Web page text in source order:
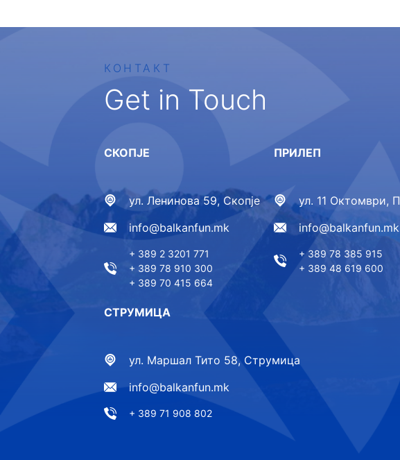
КОНТАКТ
Get in Touch
СКОПЈЕ
ул. Ленинова 59, Скопје
info@balkanfun.mk
+ 389 2 3201 771
+ 389 78 910 300
+ 389 70 415 664
ПРИЛЕП
ул. 11 Октомври,
info@balkanfun.mk
+ 389 78 385 915
+ 389 48 619 600
СТРУМИЦА
ул. Маршал Тито 58, Струмица
info@balkanfun.mk
+ 389 71 908 802